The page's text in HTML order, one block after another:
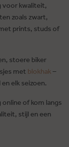
voor kwaliteit,
zoals zwart,
prints, studs of
stoere biker
met blokhak–
elk seizoen.
online of kom langs
stijl en een